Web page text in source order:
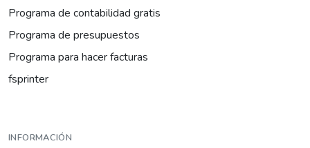
Programa de contabilidad gratis
Programa de presupuestos
Programa para hacer facturas
fsprinter
INFORMACIÓN